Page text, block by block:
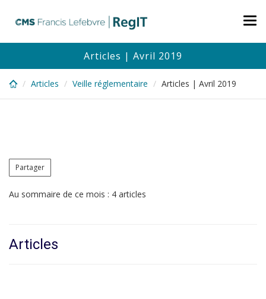
content
Articles | Avril 2019
Articles Veille réglementaire Articles | Avril 2019
Partager
Au sommaire de ce mois : 4 articles
Articles